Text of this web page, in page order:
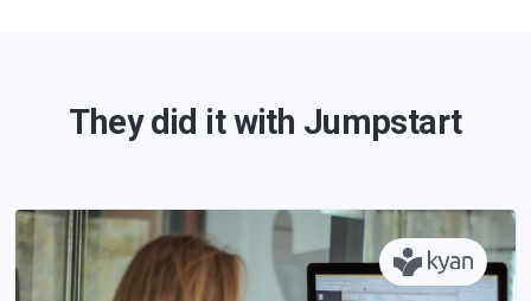
They did it with Jumpstart